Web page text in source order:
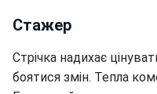
Стажер
Стрічка надихає
боятися змін. Тепла